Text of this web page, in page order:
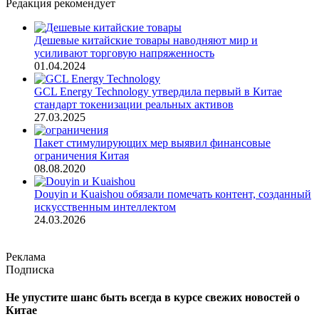
Редакция рекомендует
Дешевые китайские товары наводняют мир и
усиливают торговую напряженность
01.04.2024
GCL Energy Technology утвердила первый в Китае
стандарт токенизации реальных активов
27.03.2025
Пакет стимулирующих мер выявил финансовые
ограничения Китая
08.08.2020
Douyin и Kuaishou обязали помечать контент, созданный
искусственным интеллектом
24.03.2026
Реклама
Подписка
Не упустите шанс быть всегда в курсе свежих новостей о
Китае